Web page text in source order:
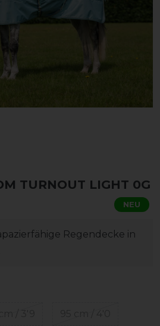
TURNOUT LIGHT 0G
NEU
Regendecke in